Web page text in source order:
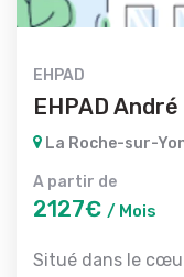
EHPAD
EHPAD
La Roche-sur-
A partir de
2127€ / Mois
Situé dans le